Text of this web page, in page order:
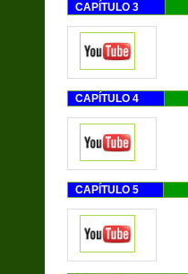
CAPÍTULO 3
CAPÍTULO 4
CAPÍTULO 5